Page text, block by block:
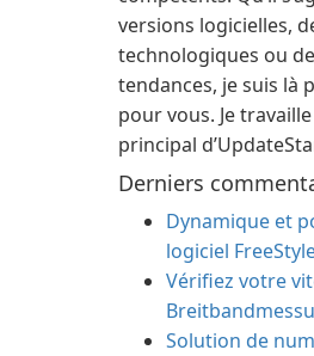
versions logicielles,
technologiques ou
tendances, je suis là
pour vous. Je
principal
Derniers
Dynamique et
logiciel
Vérifiez votre
Solution de